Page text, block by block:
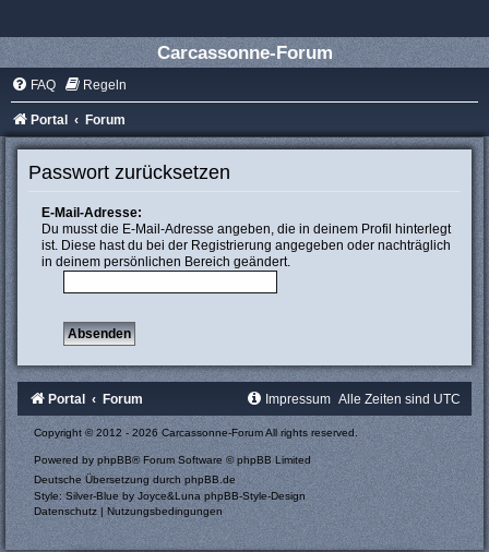
Carcassonne-Forum
FAQ Regeln
Portal Forum
Passwort zurücksetzen
E-Mail-Adresse:
Du musst die E-Mail-Adresse angeben, die in deinem Profil hinterlegt
ist. Diese hast du bei der Registrierung angegeben oder nachträglich
in deinem persönlichen Bereich geändert.
Portal Forum Alle Zeiten sind UTC
Impressum
Copyright © 2012 - 2026 Carcassonne-Forum All rights reserved.
Powered by phpBB® Forum Software © phpBB Limited
Deutsche Übersetzung durchphpBB.de
Style: Silver-Blue by Joyce&LunaphpBB-Style-Design
Datenschutz
Nutzungsbedingungen